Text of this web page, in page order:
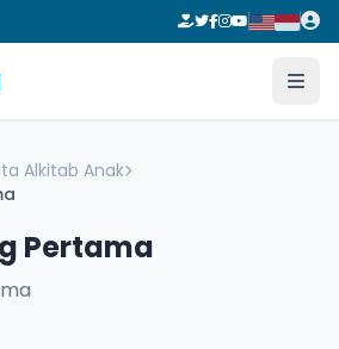
Alkitab Anak
Pertama